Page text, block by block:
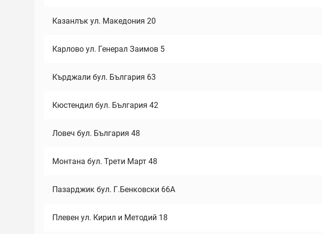
Казанлък ул. Македония 20
Карлово ул. Генерал Заимов 5
Кърджали бул. България 63
Кюстендил бул. България 42
Ловеч бул. България 48
Монтана бул. Трети Март 48
Пазарджик бул. Г.Бенковски 66А
Плевен ул. Кирил и Методий 18